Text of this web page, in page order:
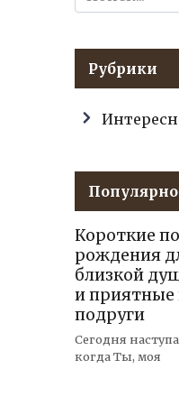
for:
Рубрики
Короткие
рождения
близкой
и приятные
подруги
Сегодня
когда Ты, моя